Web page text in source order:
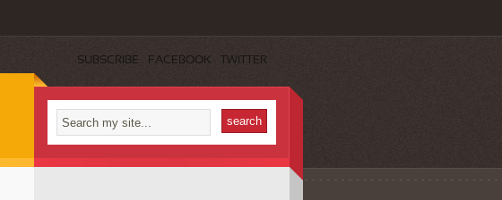
SUBSCRIBE FACEBOOK TWITTER